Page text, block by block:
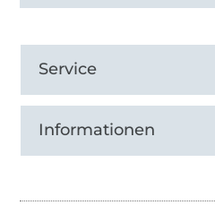
Service
Informationen